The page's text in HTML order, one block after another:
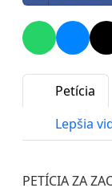
Petícia
Lepšia
PETÍCIA ZA